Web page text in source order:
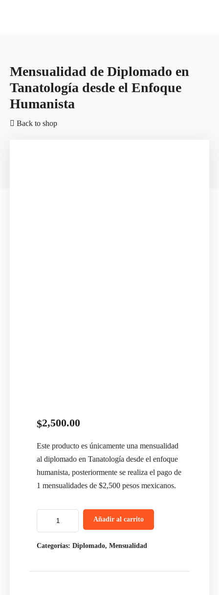
Mensualidad de Diplomado en
Tanatología desde el Enfoque
Humanista
Back to shop
$2,500.00
Este producto es únicamente una mensualidad
al diplomado en Tanatología desde el enfoque
humanista, posteriormente se realiza el pago de
1 mensualidades de $2,500 pesos mexicanos.
Añadir al carrito
Categorías: Diplomado, Mensualidad